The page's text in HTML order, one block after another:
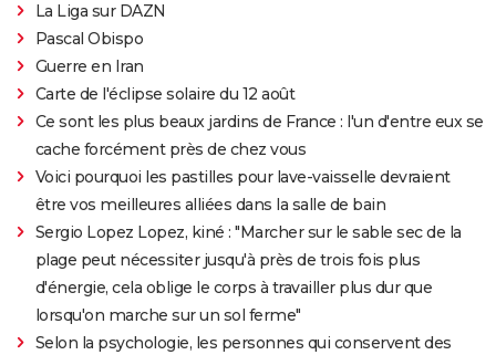
La Liga sur DAZN
Pascal Obispo
Guerre en Iran
Carte de l'éclipse solaire du 12 août
Ce sont les plus beaux jardins de France : l'un d'entre eux se
cache forcément près de chez vous
Voici pourquoi les pastilles pour lave-vaisselle devraient
être vos meilleures alliées dans la salle de bain
Sergio Lopez Lopez, kiné : "Marcher sur le sable sec de la
plage peut nécessiter jusqu'à près de trois fois plus
d'énergie, cela oblige le corps à travailler plus dur que
lorsqu'on marche sur un sol ferme"
Selon la psychologie, les personnes qui conservent des